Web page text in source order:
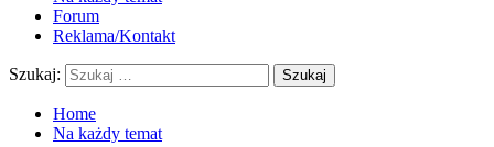
Forum
Reklama/Kontakt
Szukaj:
Home
Na każdy temat